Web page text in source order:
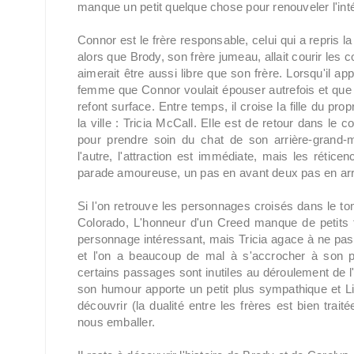
manque un petit quelque chose pour renouveler
Connor est le frère responsable, celui qui a repris
alors que Brody, son frère jumeau, allait courir les
aimerait être aussi libre que son frère. Lorsqu'il
femme que Connor voulait épouser autrefois et
refont surface. Entre temps, il croise la fille du
la ville : Tricia McCall. Elle est de retour dans le
pour prendre soin du chat de son arrière-
l'autre, l'attraction est immédiate, mais les
parade amoureuse, un pas en avant deux pas en
Si l'on retrouve les personnages croisés dans le
Colorado, L'honneur d'un Creed manque de
personnage intéressant, mais Tricia agace à ne
et l'on a beaucoup de mal à s'accrocher à son
certains passages sont inutiles au déroulement de
son humour apporte un petit plus sympathique et
découvrir (la dualité entre les frères est bien
nous emballer.